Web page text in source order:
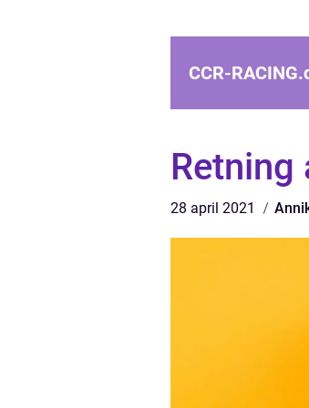
CCR-RACING.
28 april 2021